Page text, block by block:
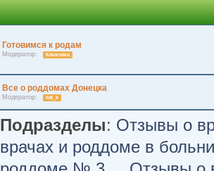
Готовимся к родам
Модератор: Клюковка
Все о роддомах Донецка
Модератор: lidi_k
Подразделы: Отзывы о
врачах и роддоме в